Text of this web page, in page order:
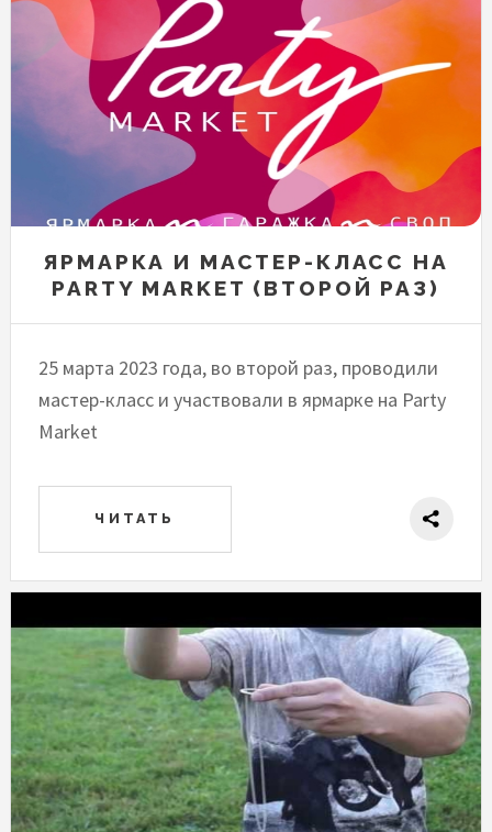
ЯРМАРКА И МАСТЕР-КЛАСС НА
PARTY MARKET (ВТОРОЙ РАЗ)
25 марта 2023 года, во второй раз, проводили
мастер-класс и участвовали в ярмарке на Party
Market
ЧИТАТЬ